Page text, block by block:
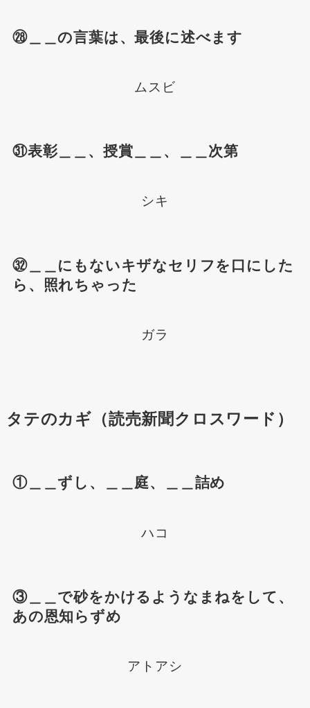
㉘＿＿の言葉は、最後に述べます
ムスビ
㉛表彰＿＿、授賞＿＿、＿＿次第
シキ
㉜＿＿にもないキザなセリフを口にした
ら、照れちゃった
ガラ
タテのカギ（読売新聞クロスワード）
①＿＿ずし、＿＿庭、＿＿詰め
ハコ
③＿＿で砂をかけるようなまねをして、
あの恩知らずめ
アトアシ